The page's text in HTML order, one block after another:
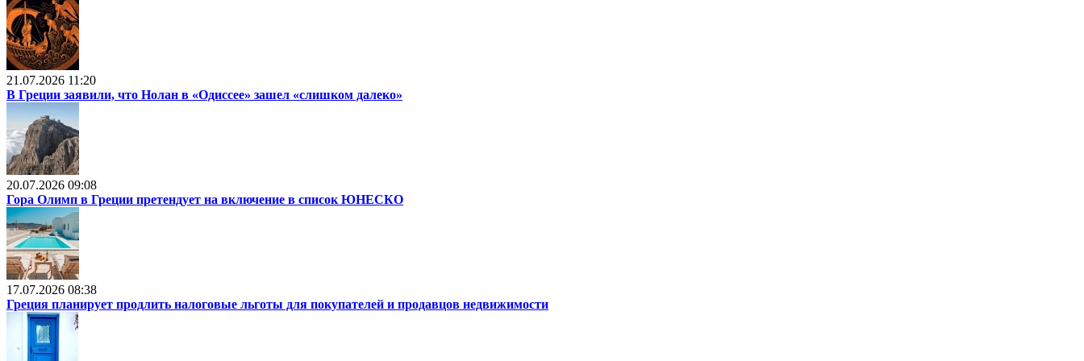
21.07.2026 11:20
В Греции заявили, что Нолан в «Одиссее» зашел «слишком далеко»
20.07.2026 09:08
Гора Олимп в Греции претендует на включение в список ЮНЕСКО
17.07.2026 08:38
Греция планирует продлить налоговые льготы для покупателей и продавцов недвижимости